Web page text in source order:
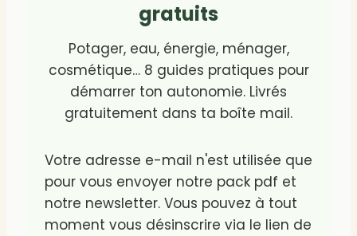
gratuits
Potager, eau, énergie, ménager,
cosmétique… 8 guides pratiques pour
démarrer ton autonomie. Livrés
gratuitement dans ta boîte mail.
Votre adresse e-mail n'est utilisée que
pour vous envoyer notre pack pdf et
notre newsletter. Vous pouvez à tout
moment vous désinscrire via le lien de